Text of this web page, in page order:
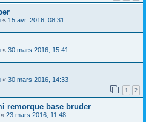
« 15 avr. 2016, 08:31
« 30 mars 2016, 15:41
« 30 mars 2016, 14:33
1 2
remorque base bruder
« 23 mars 2016, 11:48